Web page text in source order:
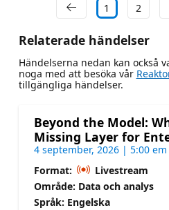
1 2
Relaterade händelser
Händelserna nedan kan också
noga med att besöka vår
tillgängliga händelser.
Beyond the Model:
Missing Layer for
4 september, 2026 | 5:00 em
Format:
Livestream
Område: Data och analys
Språk: Engelska